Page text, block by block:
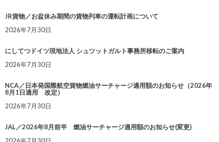
JR貨物／お盆休み期間の貨物列車の運転計画について
2026年7月30日
にしてつドイツ現地法人 シュツットガルト事務所移転のご案内
2026年7月30日
NCA／日本発国際航空貨物燃油サーチャージ適用額のお知らせ（2026年
8月1日適用 改定）
2026年7月30日
JAL／2026年8月前半 燃油サーチャージ適用額のお知らせ(変更)